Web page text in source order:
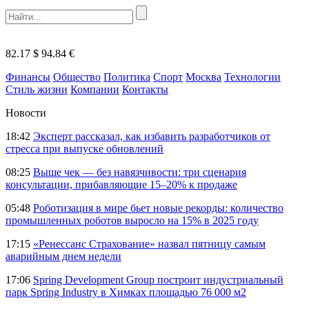
82.17 $ 94.84 €
Финансы Общество Политика Спорт Москва Технологии
Стиль жизни Компании Контакты
Новости
18:42 Эксперт рассказал, как избавить разработчиков от
стресса при выпуске обновлений
08:25 Выше чек — без навязчивости: три сценария
консультации, прибавляющие 15–20% к продаже
05:48 Роботизация в мире бьет новые рекорды: количество
промышленных роботов выросло на 15% в 2025 году
17:15 «Ренессанс Страхование» назвал пятницу самым
аварийным днем недели
17:06 Spring Development Group построит индустриальный
парк Spring Industry в Химках площадью 76 000 м2